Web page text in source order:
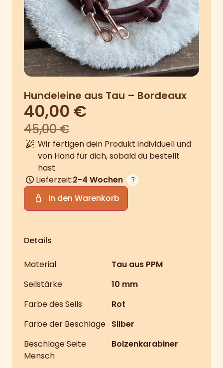
Hundeleine aus Tau – Bordeaux
45,00€
40,00 €
Wir fertigen dein Produkt individuell und
von Hand für dich, sobald du bestellt
hast.
Lieferzeit:2-4 Wochen
In den Warenkorb
Details
Material
Tau aus PPM
Seilstärke
10 mm
Farbe des Seils
Rot
Farbe der Beschläge Silber
Beschläge Seite
Mensch
Bolzenkarabiner